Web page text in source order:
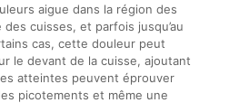
aigue dans la région des
cuisses, et parfois jusqu’au
cas, cette douleur peut
le devant de la cuisse, ajoutant
atteintes peuvent éprouver
picotements et même une